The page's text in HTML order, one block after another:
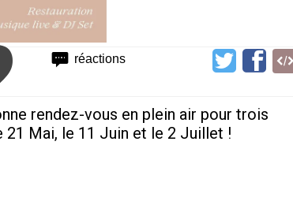
réactions
rendez-vous en plein air pour trois
Mai, le 11 Juin et le 2 Juillet !